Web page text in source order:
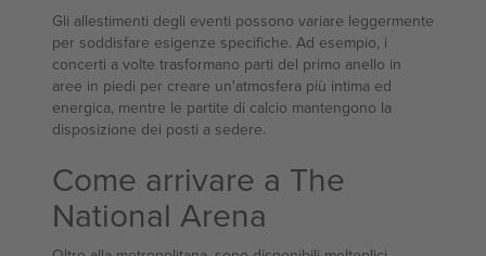
Gli allestimenti degli eventi possono variare leggermente
per soddisfare esigenze specifiche. Ad esempio, i
concerti a volte trasformano parti del primo anello in
aree in piedi per creare un'atmosfera più intima ed
energica, mentre le partite di calcio mantengono la
disposizione dei posti a sedere.
Come arrivare a The
National Arena